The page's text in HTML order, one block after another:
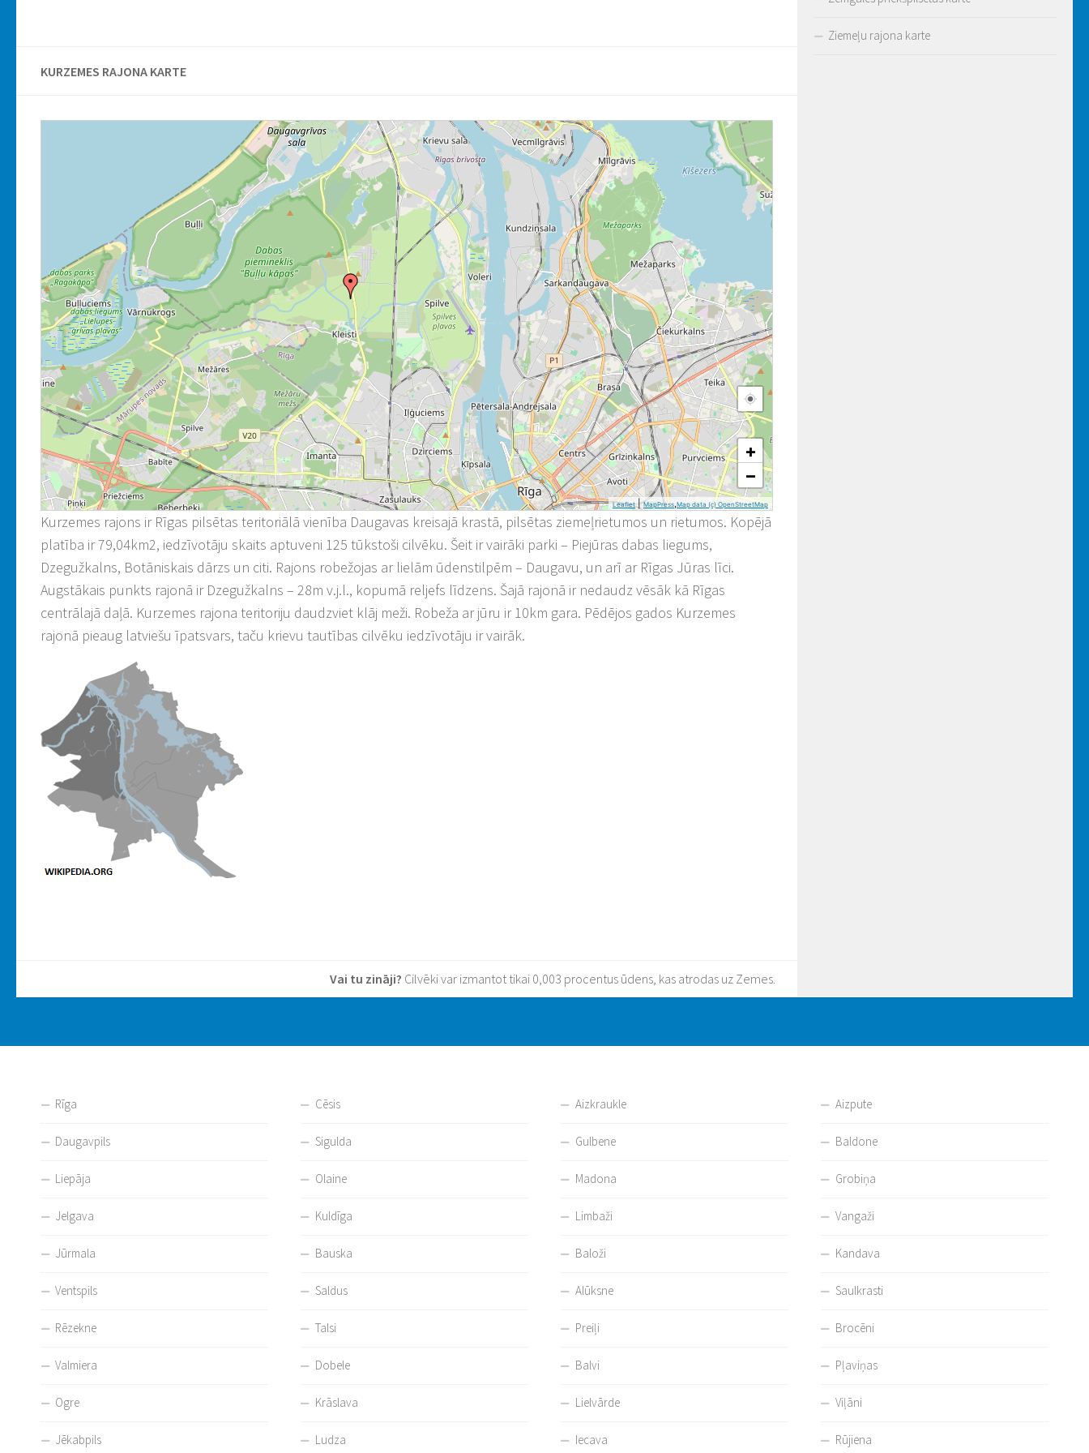
KURZEMES RAJONA KARTE
+
−
Leaflet|MapPress,Map data (c) OpenStreetMap
Kurzemes rajons ir Rīgas pilsētas teritoriālā vienība Daugavas kreisajā krastā, pilsētas ziemeļrietumos un rietumos. Kopējā
platība ir 79,04km2, iedzīvotāju skaits aptuveni 125 tūkstoši cilvēku. Šeit ir vairāki parki – Piejūras dabas liegums,
Dzegužkalns, Botāniskais dārzs un citi. Rajons robežojas ar lielām ūdenstilpēm – Daugavu, un arī ar Rīgas Jūras līci.
Augstākais punkts rajonā ir Dzegužkalns – 28m v.j.l., kopumā reljefs līdzens. Šajā rajonā ir nedaudz vēsāk kā Rīgas
centrālajā daļā. Kurzemes rajona teritoriju daudzviet klāj meži. Robeža ar jūru ir 10km gara. Pēdējos gados Kurzemes
rajonā pieaug latviešu īpatsvars, taču krievu tautības cilvēku iedzīvotāju ir vairāk.
Ziemeļu rajona karte
Vai tu zināji? Cilvēki var izmantot tikai 0,003 procentus ūdens, kas atrodas uz Zemes.
Rīga
Daugavpils
Liepāja
Jelgava
Jūrmala
Ventspils
Rēzekne
Valmiera
Ogre
Jēkabpils
Cēsis
Sigulda
Olaine
Kuldīga
Bauska
Saldus
Talsi
Dobele
Krāslava
Ludza
Aizkraukle
Gulbene
Madona
Limbaži
Baloži
Alūksne
Preiļi
Balvi
Lielvārde
Iecava
Aizpute
Baldone
Grobiņa
Vangaži
Kandava
Saulkrasti
Brocēni
Pļaviņas
Viļāni
Rūjiena